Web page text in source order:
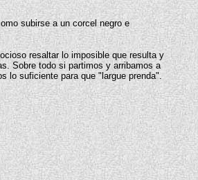
subirse a un corcel negro e
resaltar lo imposible que resulta y
Sobre todo si partimos y arribamos a
lo suficiente para que "largue prenda".